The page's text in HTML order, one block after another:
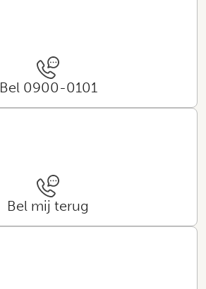
Bel 0900-0101
Bel mij terug